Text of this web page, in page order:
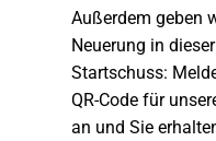
Außerdem geben
Neuerung in
Startschuss:
QR-Code für
an und Sie